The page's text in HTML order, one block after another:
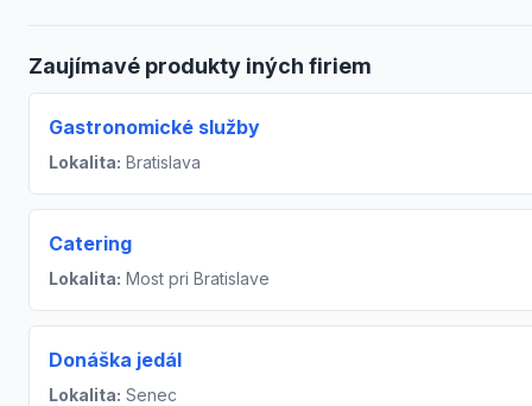
Zaujímavé produkty iných firiem
Gastronomické služby
Lokalita: Bratislava
Catering
Lokalita: Most pri Bratislave
Donáška jedál
Lokalita: Senec